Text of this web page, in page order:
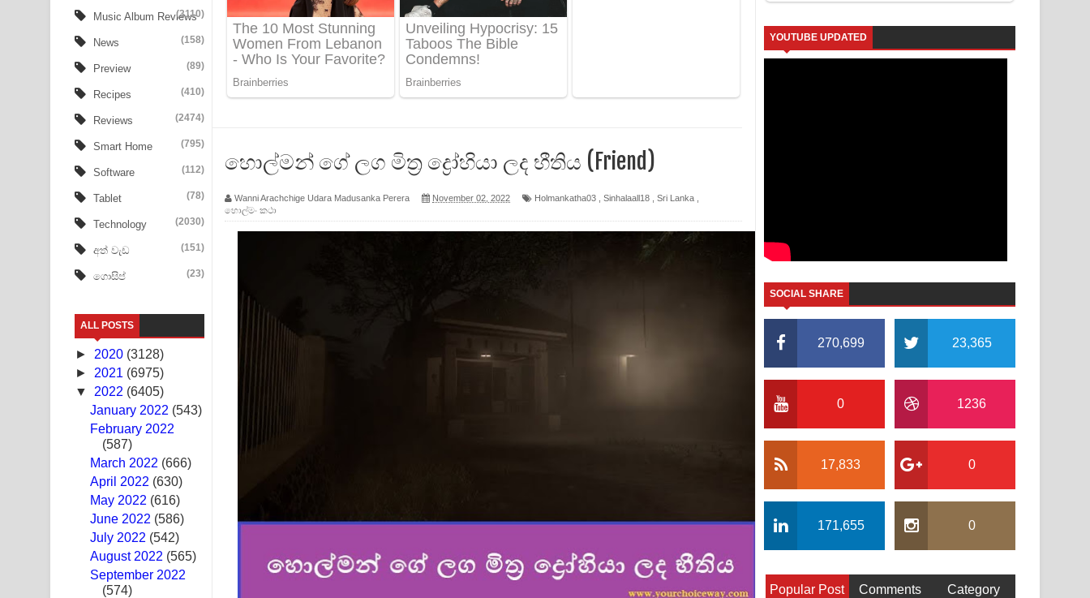
Aye Lanweela Song Lyrics - ආයේ ලංවීලා ගීතයේ පද පෙළ
Ala purannata Song Lyrics - ආල පුරන්නට ගීතයේ පද පෙළ
Apa Hamuwee Song Lyrics - අප හමුවී ගීතයේ පද පෙළ
PATHINIYE Song Lyrics - පතිනියනේ ගීතයේ පද පෙළ
Sorry Sir Song Lyrics - සොරි සර් ගීතයේ පද පෙළ
Mathaka Aluthin Liyanna Song Lyrics - මතක අලුතින් ලියන්න ගීතයේ පද පෙළ
Sandak Awith Song Lyrics - සඳක් ඇවිත් ගීතයේ පද පෙළ
Swetha Sande Song Lyrics - ශ්වේත සඳේ ගීතයේ පද පෙළ
Ma Igili Giya Lyrics - මා ඉගිලී ගියා ගීතයේ පද පෙළ
Ras Balan Song Lyrics - රැස් බලන් ගීතයේ පද පෙළ
Hoda sihiyen Song Lyrics - හොද සිහියෙන් ගීතයේ පද පෙළ
Pa Sina Song Lyrics - පෑ සිනා ගීතයේ පද පෙළ
Pemwanthiye Song Lyrics - පෙම්වන්තියේ ගීතයේ පද පෙළ
Manobhawa Song Lyrics - මනෝභව ගීතයේ පද පෙළ
Music Album Reviews
(3110)
News (158)
Preview (89)
Recipes (410)
Reviews (2474)
Smart Home (795)
Software (112)
Tablet (78)
Technology (2030)
අත් වැඩ (151)
ගොසිප් (23)
ALL POSTS
► 2020 (3128)
► 2021 (6975)
▼ 2022 (6405)
January 2022 (543)
February 2022
(587)
March 2022 (666)
April 2022 (630)
May 2022 (616)
June 2022 (586)
July 2022 (542)
August 2022 (565)
September 2022
(574)
හොල්මන් ගේ ලග මිත්‍ර ද්‍රෝහියා ලද භීතිය (Friend)
Wanni Arachchige Udara Madusanka Perera November 02, 2022 Holmankatha03 Sinhalaall18 Sri Lanka
හොල්මං කථා
YOUTUBE UPDATED
SOCIAL SHARE
270,699 23,365
0 1236
17,833 0
171,655 0
Popular Post Comments Category